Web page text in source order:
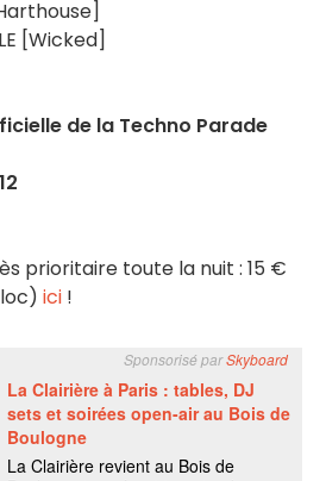
[Wicked]
de la Techno Parade
prioritaire toute la nuit : 15 €
ici !